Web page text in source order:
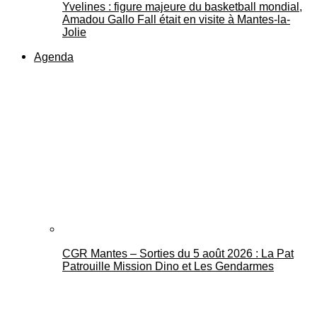
Yvelines : figure majeure du basketball mondial,
Amadou Gallo Fall était en visite à Mantes-la-
Jolie
Agenda
CGR Mantes – Sorties du 5 août 2026 : La Pat
Patrouille Mission Dino et Les Gendarmes